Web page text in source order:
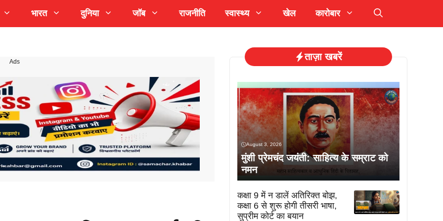
भारत दुनिया जॉब राजनीति स्वास्थ्य खेल कारोबार
Ads ताज़ा खबरें
August 3, 2026
मुंशी प्रेमचंद जयंती: साहित्य के सम्राट को
नमन
कक्षा 9 में न डालें अतिरिक्त बोझ,
कक्षा 6 से शुरू होगी तीसरी भाषा,
सुप्रीम कोर्ट का बयान